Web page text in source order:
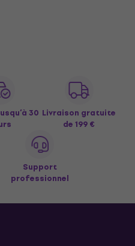
30 Livraison gratuite
de 199 €
Support
professionnel